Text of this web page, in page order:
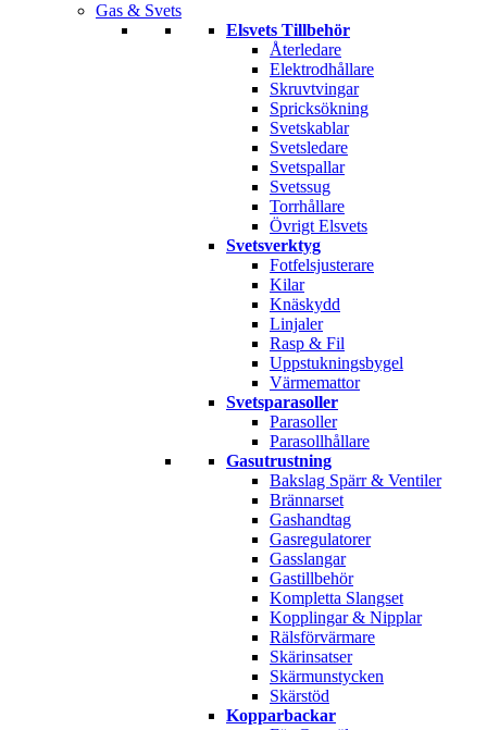
Gas & Svets
Elsvets Tillbehör
Återledare
Elektrodhållare
Skruvtvingar
Spricksökning
Svetskablar
Svetsledare
Svetspallar
Svetssug
Torrhållare
Övrigt Elsvets
Svetsverktyg
Fotfelsjusterare
Kilar
Knäskydd
Linjaler
Rasp & Fil
Uppstukningsbygel
Värmemattor
Svetsparasoller
Parasoller
Parasollhållare
Gasutrustning
Bakslag Spärr & Ventiler
Brännarset
Gashandtag
Gasregulatorer
Gasslangar
Gastillbehör
Kompletta Slangset
Kopplingar & Nipplar
Rälsförvärmare
Skärinsatser
Skärmunstycken
Skärstöd
Kopparbackar